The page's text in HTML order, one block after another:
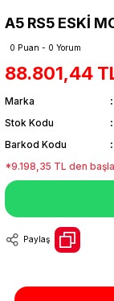
A5 RS5 ESKİ
0 Puan - 0 Yorum
88.801,44
Marka
Stok Kodu
Barkod Kodu
*9.198,35 TL den
Paylaş